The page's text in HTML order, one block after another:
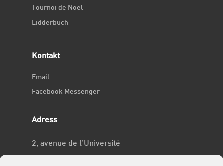
Tournoi de Noël
Lidderbuch
Kontakt
Email
Facebook Messenger
Adress
2, avenue de l’Université